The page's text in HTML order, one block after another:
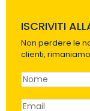
ISCRIVITI
Non perdere le
clienti,